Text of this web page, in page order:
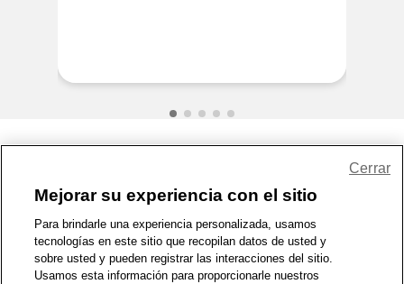
1-800-679-9691 | Contáctenos | Términos de Uso | Accesibilidad
Política de Privacidad | WA Privacy Policy | Mapa del sitio
Zona de Bienestar | © 1999 - 2026 CVS.com
Mejorar su experiencia con el sitio
Para brindarle una experiencia personalizada, usamos
tecnologías en este sitio que recopilan datos de usted y
sobre usted y pueden registrar las interacciones del sitio.
Usamos esta información para proporcionarle nuestros
Cerrar